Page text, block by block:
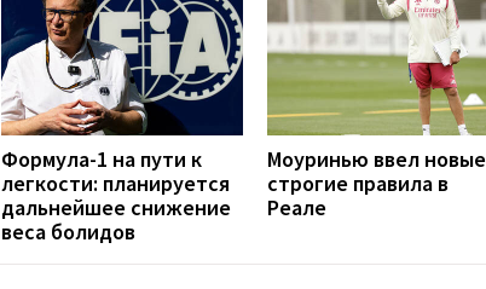
Формула-1 на пути к
легкости: планируется
дальнейшее снижение
веса болидов
Моуринью ввел новые
строгие правила в
Реале